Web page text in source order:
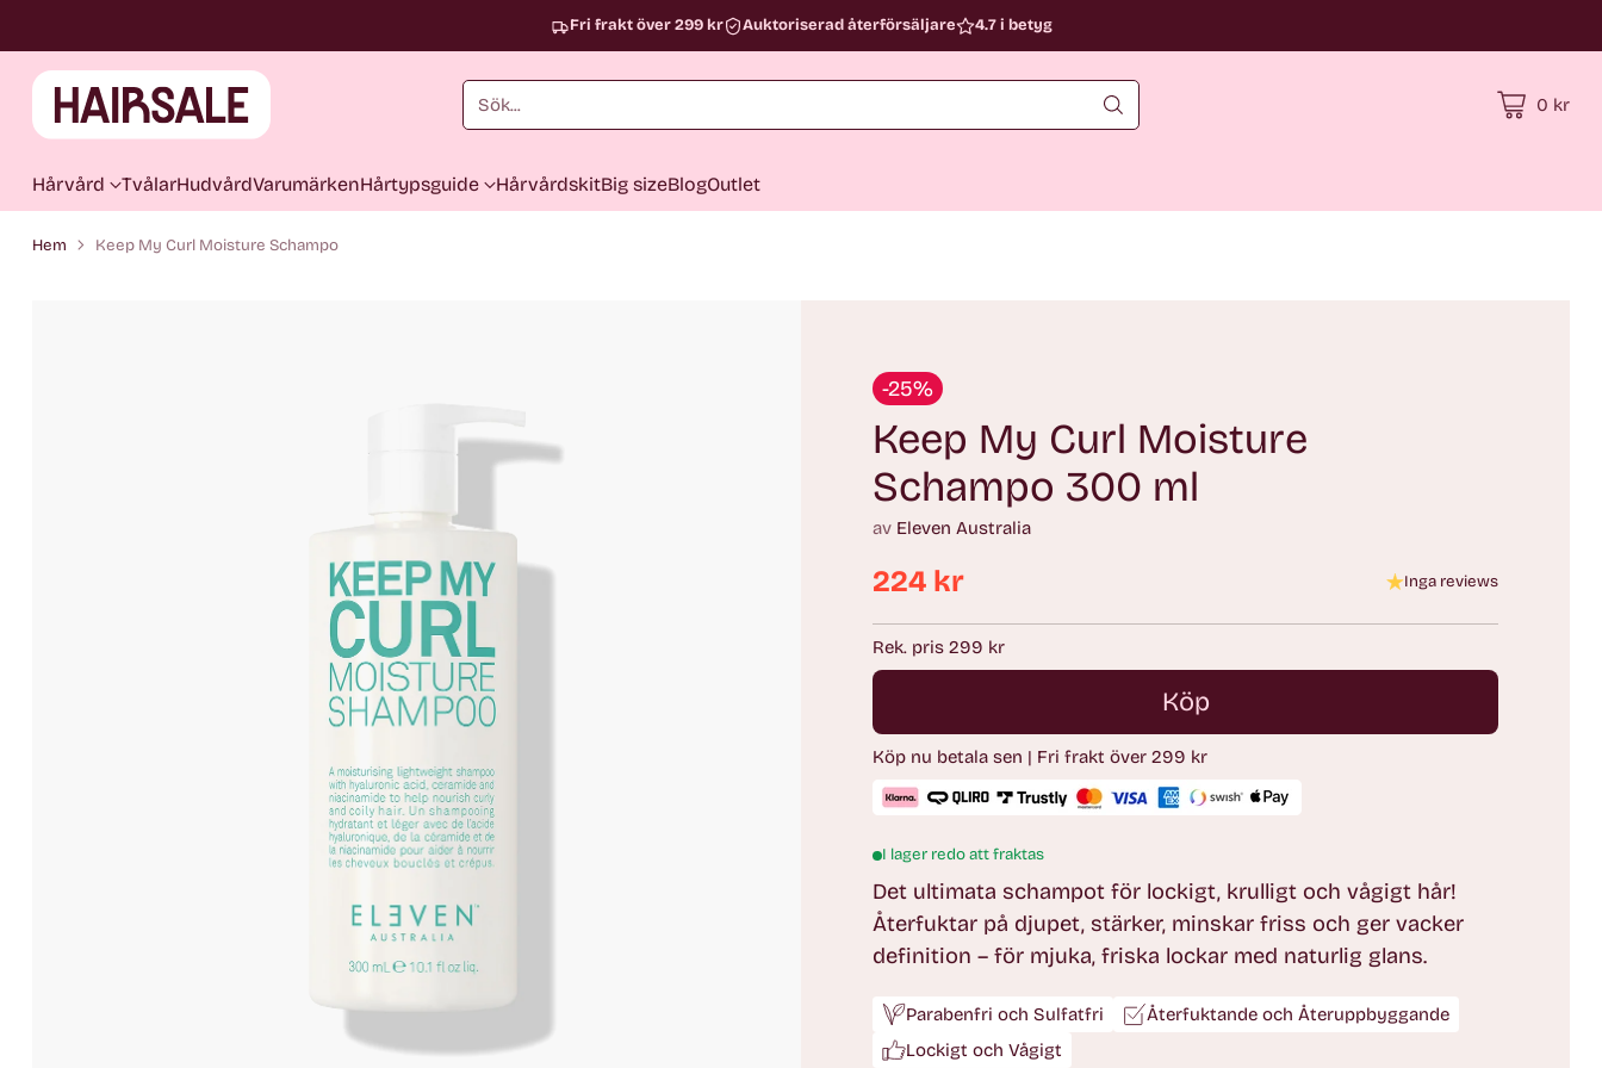
Sök... 0 kr
Hårvård TvålarHudvårdVarumärkenHårtypsguide HårvårdskitBig sizeBlogOutlet
Fri frakt över 299 kr Auktoriserad återförsäljare 4.7 i betyg
Hem Keep My Curl Moisture Schampo
-25%
Keep My Curl Moisture
Schampo 300 ml
av Eleven Australia
Ordinarie
pris
224 kr Inga reviews
Rek. pris 299 kr
Köp
Köp nu betala sen | Fri frakt över 299 kr
I lager redo att fraktas
Det ultimata schampot för lockigt, krulligt och vågigt hår!
Återfuktar på djupet, stärker, minskar friss och ger vacker
definition – för mjuka, friska lockar med naturlig glans.
Parabenfri och Sulfatfri
Återfuktande och Återuppbyggande
Lockigt och Vågigt